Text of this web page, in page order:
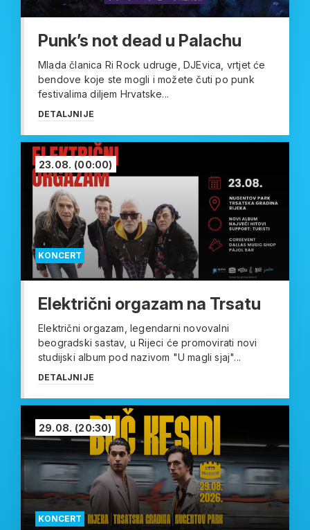
Punk’s not dead u Palachu
Mlada članica Ri Rock udruge, DJEvica, vrtjet će
bendove koje ste mogli i možete čuti po punk
festivalima diljem Hrvatske...
DETALJNIJE
KONCERT
23.08. (00:00)
Električni orgazam na Trsatu
Električni orgazam, legendarni novovalni
beogradski sastav, u Rijeci će promovirati novi
studijski album pod nazivom "U magli sjaj"...
DETALJNIJE
KONCERT
29.08. (20:30)